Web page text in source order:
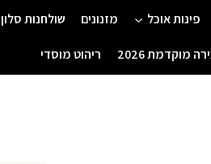
פינות אוכל מזנונים שולחנות סלון
מוקדמת 2026 ריהוט מוסדי